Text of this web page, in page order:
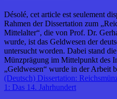
Désolé, cet article est seulement
Rahmen der Dissertation zum
Mittelalter“, die von Prof. Dr.
wurde, ist das Geldwesen der
untersucht worden. Dabei stand
Münzprägung im Mittelpunkt des
„Geldwesen“ wurde in der Arbeit
(Deutsch) Dissertation:
1: Das 14. Jahrhundert